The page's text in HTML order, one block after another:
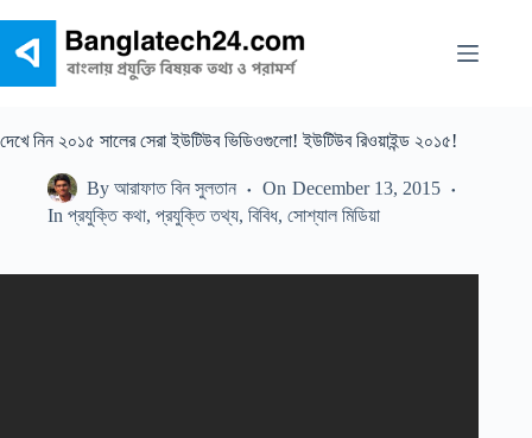
content
দেখে নিন ২০১৫ সালের সেরা ইউটিউব ভিডিওগুলো! ইউটিউব রিওয়াইন্ড ২০১৫!
By আরাফাত বিন সুলতান On December 13, 2015
In প্রযুক্তি কথা,প্রযুক্তি তথ্য,বিবিধ,সোশ্যাল মিডিয়া